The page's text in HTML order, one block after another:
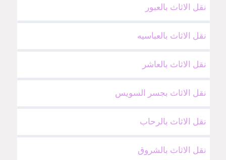
نقل الاثاث بالعبور
نقل الاثاث بالعباسيه
نقل الاثاث بالعاشر
نقل الاثاث بجسر السويس
نقل الاثاث بالرحاب
نقل الاثاث بالشروق